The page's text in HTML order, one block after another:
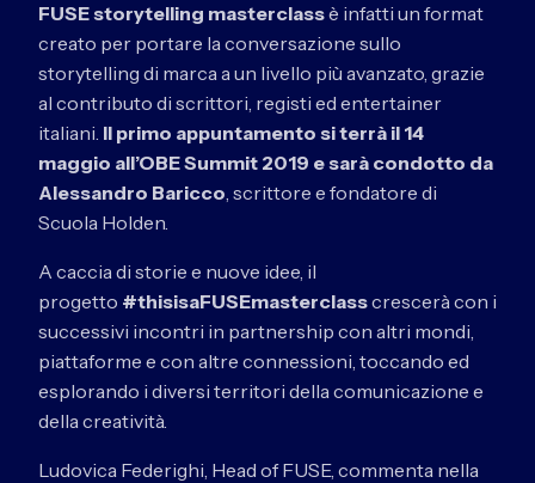
FUSE storytelling masterclassè infatti un format
creato per portare la conversazione sullo
storytelling di marca a un livello più avanzato, grazie
al contributo di scrittori, registi ed entertainer
italiani. Il primo appuntamento si terrà il 14
maggio all’OBE Summit 2019 e sarà condotto da
Alessandro Baricco, scrittore e fondatore di
Scuola Holden.
A caccia di storie e nuove idee, il
progetto #thisisaFUSEmasterclasscrescerà con i
successivi incontri in partnership con altri mondi,
piattaforme e con altre connessioni, toccando ed
esplorando i diversi territori della comunicazione e
della creatività.
Ludovica Federighi, Head of FUSE, commenta nella